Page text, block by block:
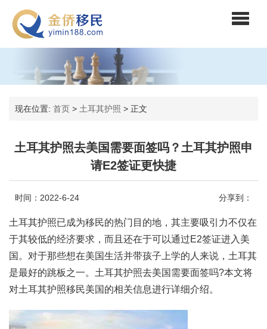
现在位置: 首页 > 土耳其护照 > 正文
土耳其护照去美国需要面签吗？土耳其护照申
请E2签证更快捷
时间：2022-6-24 分享到：
土耳其护照已成为移民的热门目的地，其主要吸引力不仅在
于其较低的经济要求，而且还在于可以通过E2签证进入美
国。对于那些想在美国生活并带孩子上学的人来说，土耳其
是最好的跳板之一。土耳其护照去美国需要面签吗?本文将
对土耳其护照移民美国的相关信息进行详细介绍。